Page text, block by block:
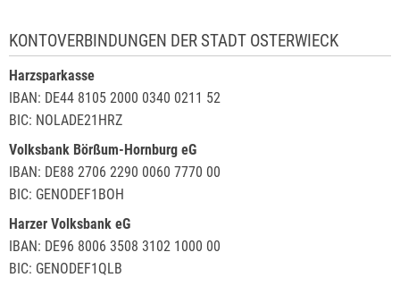
KONTOVERBINDUNGEN DER STADT OSTERWIECK
Harzsparkasse
IBAN: DE44 8105 2000 0340 0211 52
BIC: NOLADE21HRZ
Volksbank Börßum-Hornburg eG
IBAN: DE88 2706 2290 0060 7770 00
BIC: GENODEF1BOH
Harzer Volksbank eG
IBAN: DE96 8006 3508 3102 1000 00
BIC: GENODEF1QLB